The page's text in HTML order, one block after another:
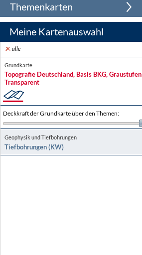
Themenkarten
Meine Kartenauswahl
alle
Grundkarte
Topografie Deutschland, Basis BKG, Graustufen
Transparent
Deckkraft der Grundkarte über den Themen:
Geophysik und Tiefbohrungen
Tiefbohrungen (KW)